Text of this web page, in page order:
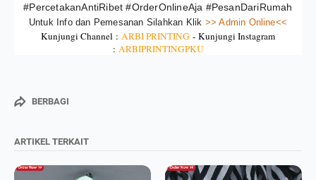
#PercetakanAntiRibet #OrderOnlineAja #PesanDariRumah
Untuk Info dan Pemesanan Silahkan Klik >> Admin Online<<
Kunjungi Channel : ARBI PRINTING - Kunjungi Instagram
: ARBIPRINTINGPKU
BERBAGI
ARTIKEL TERKAIT